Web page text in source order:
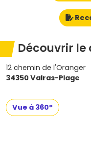
Découvrir
12 chemin de l'Oranger
34350 Valras-Plage
Vue à 360°